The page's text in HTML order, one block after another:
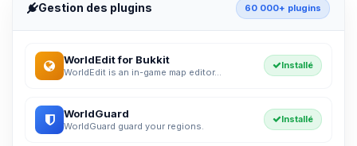
Gestion des plugins 60 000+ plugins
WorldEdit for Bukkit
WorldEdit is an in-game map editor...
Installé
WorldGuard
WorldGuard guard your regions.
Installé